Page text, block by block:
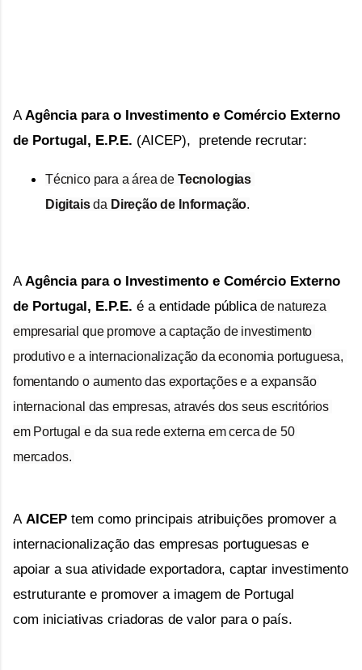
A Agência para o Investimento e Comércio Externo
de Portugal, E.P.E. (AICEP),  pretende recrutar:
Técnico para a área de Tecnologias
Digitais da Direção de Informação.
A Agência para o Investimento e Comércio Externo
de Portugal, E.P.E. é a entidade pública de natureza
empresarial que promove a captação de investimento
produtivo e a internacionalização da economia portuguesa,
fomentando o aumento das exportações e a expansão
internacional das empresas, através dos seus escritórios
em Portugal e da sua rede externa em cerca de 50
mercados.
A AICEP tem como principais atribuições promover a
internacionalização das empresas portuguesas e
apoiar a sua atividade exportadora, captar investimento
estruturante e promover a imagem de Portugal
com iniciativas criadoras de valor para o país.